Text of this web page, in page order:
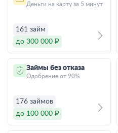
Деньги на карту за 5 минут
161 займ
до 300 000 ₽
Займы без отказа
Одобрение от 90%
176 займов
до 100 000 ₽